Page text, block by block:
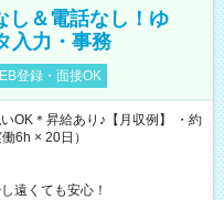
し＆電話なし！ゆ
入力・事務
登録・面接OK
OK＊昇給あり♪【月収例】 ・約
6h × 20日）
遠くても安心！